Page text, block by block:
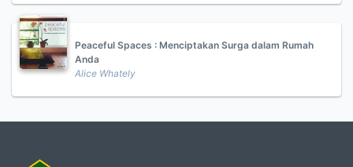
Peaceful Spaces : Menciptakan Surga dalam Rumah
Anda
Alice Whately